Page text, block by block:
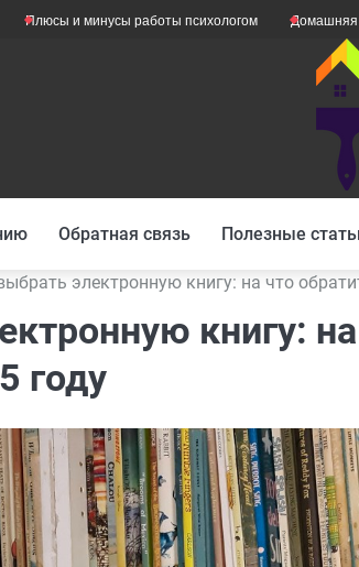
минусы работы психологом Домашняя одежда для
Обратная связь Полезные
электронную книгу: на что
книгу:
году